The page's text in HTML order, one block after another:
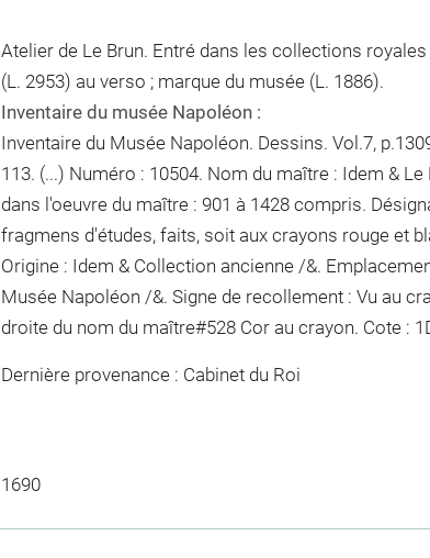
Atelier de Le Brun. Entré dans les collections
(L. 2953) au verso ; marque du musée (L. 1886).
Inventaire du musée Napoléon :
Inventaire du Musée Napoléon. Dessins. Vol.7,
113. (...) Numéro : 10504. Nom du maître : Idem &
dans l'oeuvre du maître : 901 à 1428 compris.
fragmens d'études, faits, soit aux crayons rouge et
Origine : Idem & Collection ancienne /&.
Musée Napoléon /&. Signe de recollement : Vu au
droite du nom du maître#528 Cor au crayon. Cote :
Dernière provenance : Cabinet du Roi
1690